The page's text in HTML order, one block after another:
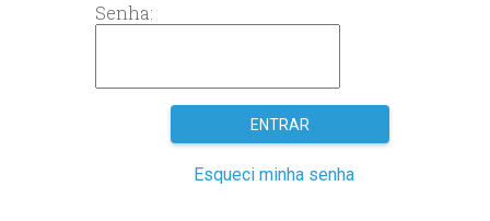
Senha:
Esqueci minha senha